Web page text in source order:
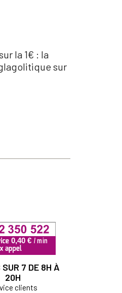
la 1€ : la
sur
7 DE 8H À
20H
clients